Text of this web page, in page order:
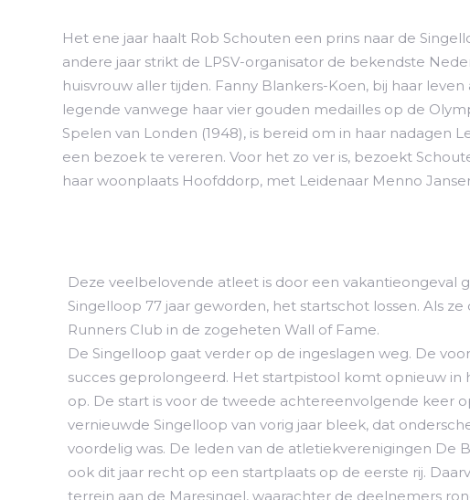
Het ene jaar haalt Rob Schouten een prins naar de
andere jaar strikt de LPSV-organisator de bekendste
huisvrouw aller tijden. Fanny Blankers-Koen, bij haar leven
legende vanwege haar vier gouden medailles op de
Spelen van Londen (1948), is bereid om in haar nadagen
een bezoek te vereren. Voor het zo ver is, bezoekt
haar woonplaats Hoofddorp, met Leidenaar Menno
Deze veelbelovende atleet is door een vakantieongeval
Singelloop 77 jaar geworden, het startschot lossen. Als
Runners Club in de zogeheten Wall of Fame.
De Singelloop gaat verder op de ingeslagen weg. De
succes geprolongeerd. Het startpistool komt opnieuw in
op. De start is voor de tweede achtereenvolgende keer
vernieuwde Singelloop van vorig jaar bleek, dat
voordelig was. De leden van de atletiekverenigingen De
ook dit jaar recht op een startplaats op de eerste rij.
terrein aan de Maresingel, waarachter de deelnemers